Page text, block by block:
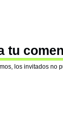
tu
los invitados no